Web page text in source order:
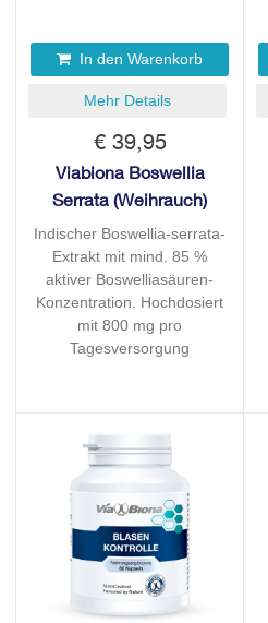
In den Warenkorb
Mehr Details
€ 39,95
Viabiona Boswellia
Serrata (Weihrauch)
Indischer Boswellia-serrata-
Extrakt mit mind. 85 %
aktiver Boswelliasäuren-
Konzentration. Hochdosiert
mit 800 mg pro
Tagesversorgung